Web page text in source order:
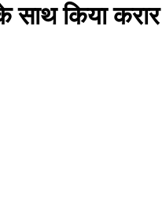
साथ किया करार